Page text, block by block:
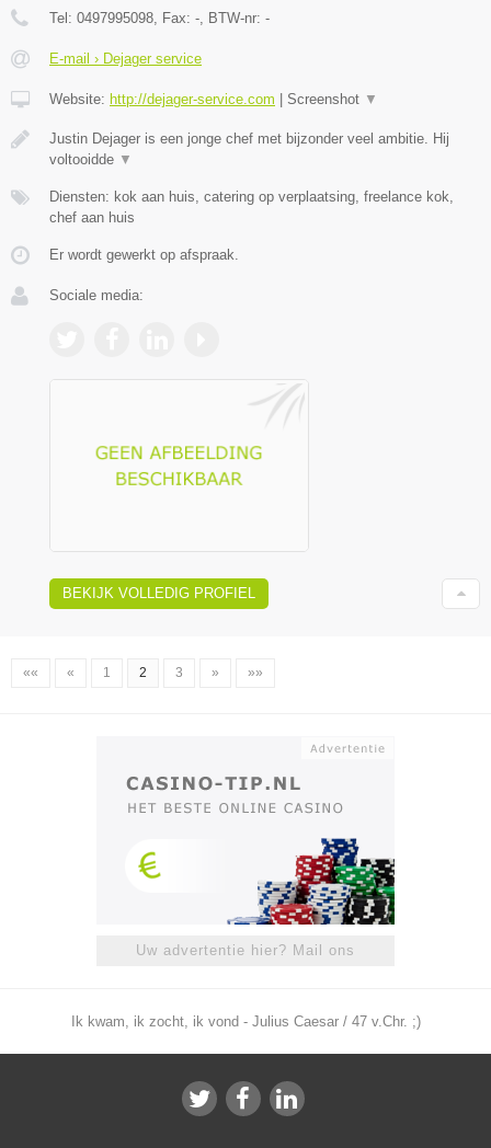
Tel: 0497995098 , Fax: - , BTW-nr: -
E-mail › Dejager service
Website: http://dejager-service.com | Screenshot ▼
Justin Dejager is een jonge chef met bijzonder veel ambitie. Hij
voltooidde ▼
Diensten: kok aan huis, catering op verplaatsing, freelance kok,
chef aan huis
Er wordt gewerkt op afspraak.
Sociale media:
BEKIJK VOLLEDIG PROFIEL
«« « 1 2 3 » »»
Uw advertentie hier? Mail ons
Ik kwam, ik zocht, ik vond - Julius Caesar / 47 v.Chr. ;)